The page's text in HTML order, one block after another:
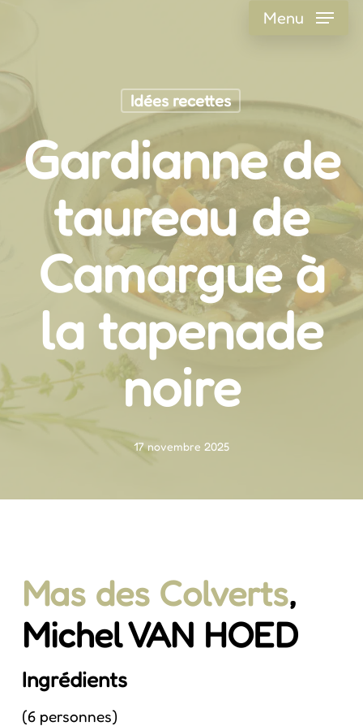
main
Menu
Idées recettes
Gardianne de
taureau de
Camargue à
la tapenade
noire
17 novembre 2025
Mas des Colverts,
Michel VAN HOED
Ingrédients
(6 personnes)